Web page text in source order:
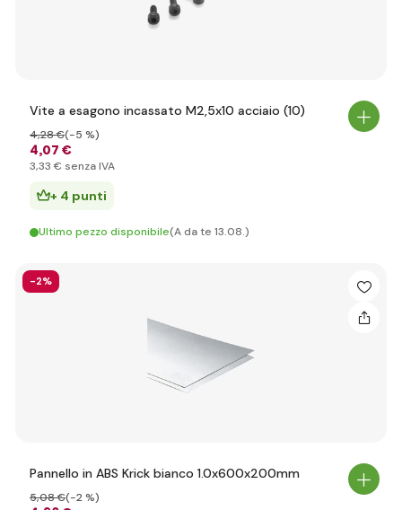
Vite a esagono incassato M2,5x10 acciaio (10)
4,07 €
4,28 €(-5 %)
3,33 € senza IVA
+ 4 punti
Ultimo pezzo disponibile(A da te 13.08.)
-2%
Pannello in ABS Krick bianco 1.0x600x200mm
5,08 €(-2 %)